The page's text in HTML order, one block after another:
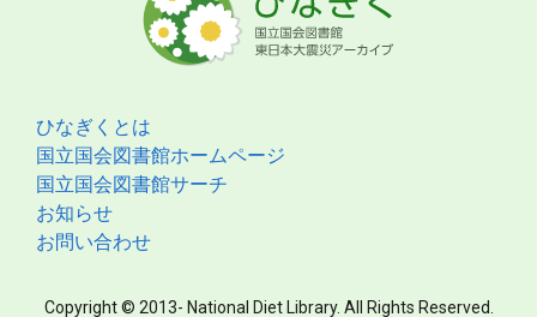
ひなぎくとは
国立国会図書館ホームページ
国立国会図書館サーチ
お知らせ
お問い合わせ
Copyright © 2013- National Diet Library. All Rights Reserved.